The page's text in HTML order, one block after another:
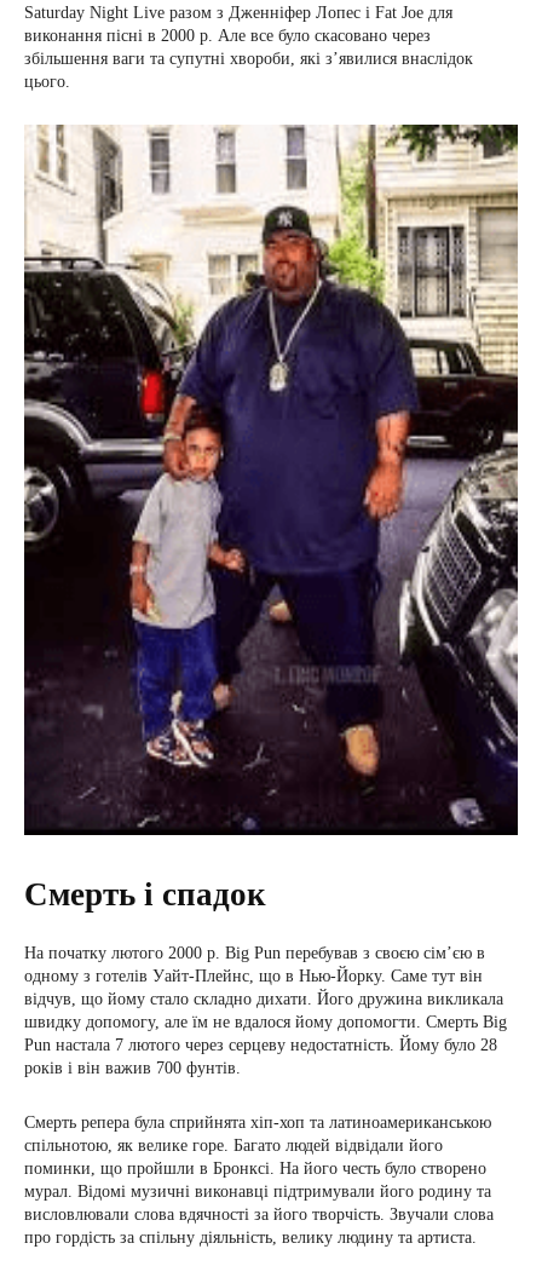
Saturday Night Live разом з Дженніфер Лопес і Fat Joe для
виконання пісні в 2000 р. Але все було скасовано через
збільшення ваги та супутні хвороби, які з’явилися внаслідок
цього.
Смерть і спадок
На початку лютого 2000 р. Big Pun перебував з своєю сім’єю в
одному з готелів Уайт-Плейнс, що в Нью-Йорку. Саме тут він
відчув, що йому стало складно дихати. Його дружина викликала
швидку допомогу, але їм не вдалося йому допомогти. Смерть Big
Pun настала 7 лютого через серцеву недостатність. Йому було 28
років і він важив 700 фунтів.
Смерть репера була сприйнята хіп-хоп та латиноамериканською
спільнотою, як велике горе. Багато людей відвідали його
поминки, що пройшли в Бронксі. На його честь було створено
мурал. Відомі музичні виконавці підтримували його родину та
висловлювали слова вдячності за його творчість. Звучали слова
про гордість за спільну діяльність, велику людину та артиста.